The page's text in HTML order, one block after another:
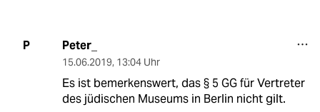
P Peter_
15.06.2019, 13:04 Uhr
Es ist bemerkenswert, das § 5 GG für Vertreter
des jüdischen Museums in Berlin nicht gilt.